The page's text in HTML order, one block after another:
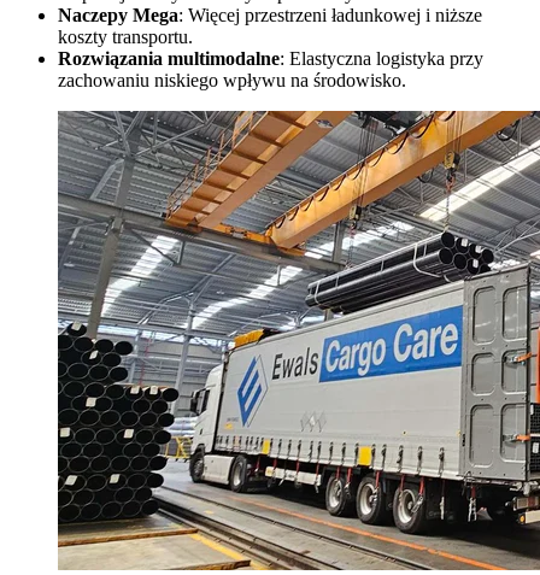
Naczepy Mega: Więcej przestrzeni ładunkowej i niższe
koszty transportu.
Rozwiązania multimodalne: Elastyczna logistyka przy
zachowaniu niskiego wpływu na środowisko.